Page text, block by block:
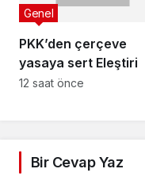
PKK’den çerçeve
yasaya sert Eleştiri
Genel
12 saat önce
Bir Cevap Yaz